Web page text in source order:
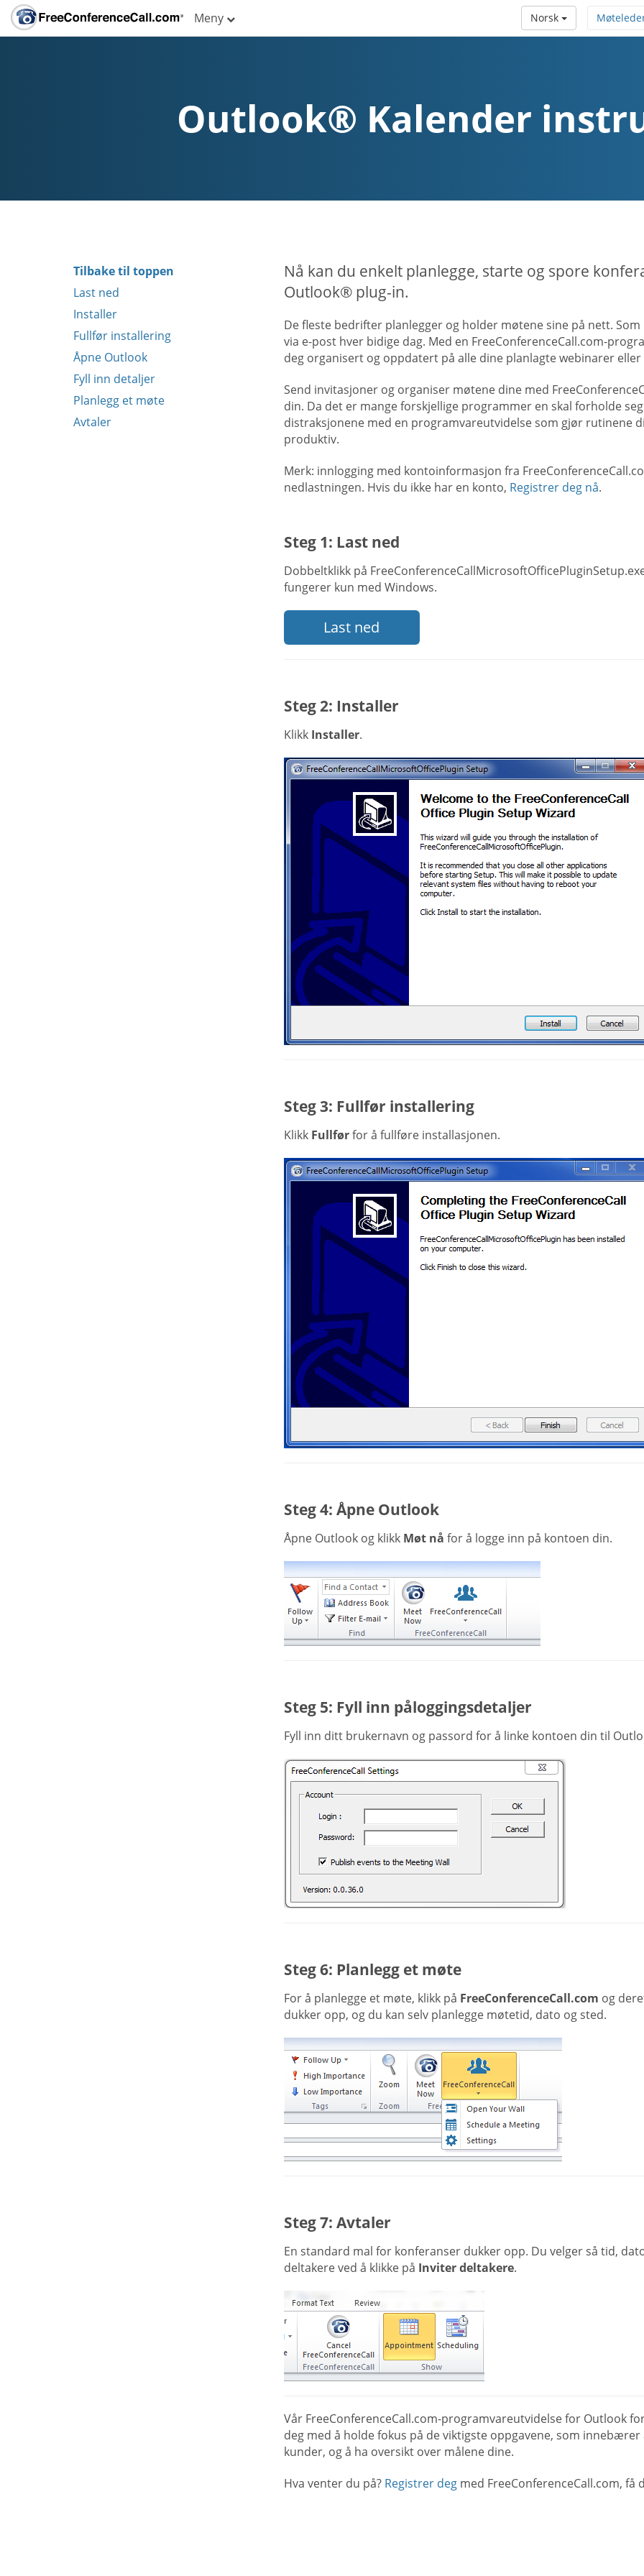
Meny Norsk
Outlook® Kalender
Tilbake til toppen
Last ned
Installer
Fullfør installering
Åpne Outlook
Fyll inn detaljer
Planlegg et møte
Avtaler
Nå kan du enkelt planlegge, starte og spore
Outlook® plug-in.
De fleste bedrifter planlegger og holder møtene sine på nett.
via e-post hver bidige dag. Med en FreeConferenceCall.com-
deg organisert og oppdatert på alle dine planlagte webinarer
Send invitasjoner og organiser møtene dine med
din. Da det er mange forskjellige programmer en skal forholde
distraksjonene med en programvareutvidelse som gjør rutinene
produktiv.
Merk: innlogging med kontoinformasjon fra
nedlastningen. Hvis du ikke har en konto, Registrer deg nå.
Steg 1: Last ned
Dobbeltklikk på
fungerer kun med Windows.
Last ned
Steg 2: Installer
Klikk Installer.
Steg 3: Fullfør installering
Klikk Fullførfor å fullføre installasjonen.
Steg 4: Åpne Outlook
Åpne Outlook og klikk Møt nå for å logge inn på kontoen din.
Steg 5: Fyll inn påloggingsdetaljer
Fyll inn ditt brukernavn og passord for å linke kontoen din til
Steg 6: Planlegg et møte
For å planlegge et møte, klikk på FreeConferenceCall.com og
dukker opp, og du kan selv planlegge møtetid, dato og sted.
Steg 7: Avtaler
En standard mal for konferanser dukker opp. Du velger så tid,
deltakere ved å klikke på Inviter deltakere.
Vår FreeConferenceCall.com-programvareutvidelse for Outlook
deg med å holde fokus på de viktigste oppgavene, som
kunder, og å ha oversikt over målene dine.
Hva venter du på? Registrer degmed FreeConferenceCall.com, få